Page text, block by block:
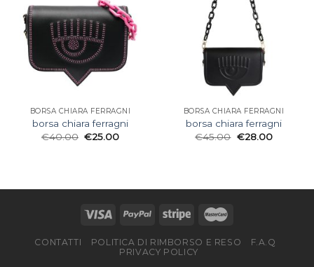
BORSA CHIARA FERRAGNI
borsa chiara ferragni
€40.00 €25.00
BORSA CHIARA FERRAGNI
borsa chiara ferragni
€45.00 €28.00
CONTATTI POLITICA DI RIMBORSO E RESO
F.A.Q
PRIVACY POLICY